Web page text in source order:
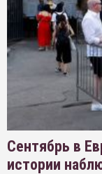
Сентябрь в
истории